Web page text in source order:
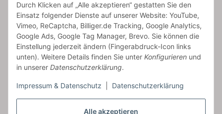
Alle akzeptieren
Durch Klicken auf „Alle akzeptieren“ gestatten Sie den
Einsatz folgender Dienste auf unserer Website: YouTube,
Vimeo, ReCaptcha, Billiger.de Tracking, Google Analytics,
Google Ads, Google Tag Manager, Brevo. Sie können die
Einstellung jederzeit ändern (Fingerabdruck-Icon links
unten). Weitere Details finden Sie unter Konfigurieren und
in unserer Datenschutzerklärung.
Impressum & Datenschutz Datenschutzerklärung
Artikelinformationen
Frieslandstr. 44 | 26446 Reepsholt
Fon 04468-9479855-0 | Fax -9